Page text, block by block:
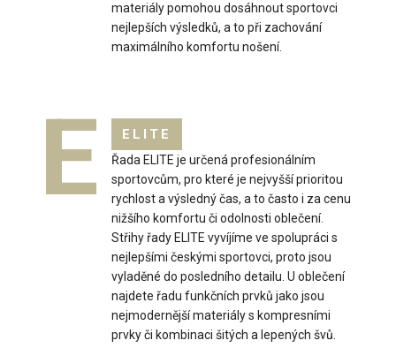
Dámské cyklo kraťasy HERBA
2 199 Kč
..
materiály pomohou dosáhnout sportovci
nejlepších výsledků, a to při zachování
maximálního komfortu nošení.
E ELITE
Řada ELITE je určená profesionálním
sportovcům, pro které je nejvyšší prioritou
rychlost a výsledný čas, a to často i za cenu
nižšího komfortu či odolnosti oblečení.
Střihy řady ELITE vyvíjíme ve spolupráci s
nejlepšími českými sportovci, proto jsou
vyladěné do posledního detailu. U oblečení
najdete řadu funkčních prvků jako jsou
nejmodernější materiály s kompresními
prvky či kombinaci šitých a lepených švů.